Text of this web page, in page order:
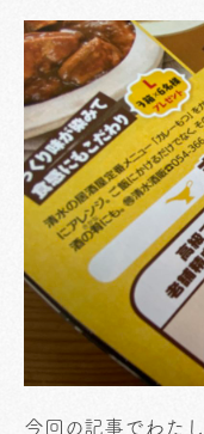
今回の記事でわた